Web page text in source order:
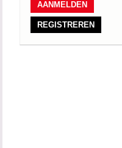
REGISTREREN